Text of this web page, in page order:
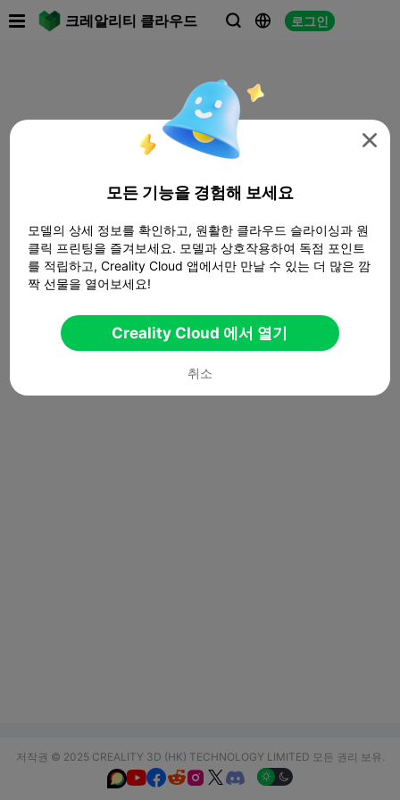
크레알리티 클라우드   로그인
저작권 © 2025 CREALITY 3D (HK) TECHNOLOGY LIMITED 모든 권리 보유.
  

모든 기능을 경험해 보세요
모델의 상세 정보를 확인하고, 원활한 클라우드 슬라이싱과 원
클릭 프린팅을 즐겨보세요. 모델과 상호작용하여 독점 포인트
를 적립하고, Creality Cloud 앱에서만 만날 수 있는 더 많은 깜
짝 선물을 열어보세요!
Creality Cloud 에서 열기
취소